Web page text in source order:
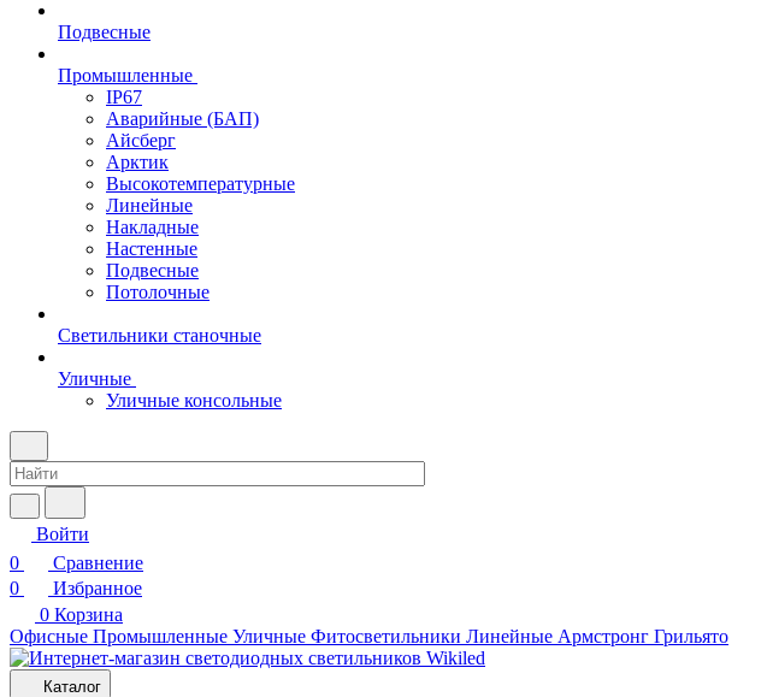
Подвесные
Промышленные
IP67
Аварийные (БАП)
Айсберг
Арктик
Высокотемпературные
Линейные
Накладные
Настенные
Подвесные
Потолочные
Светильники станочные
Уличные
Уличные консольные
Войти
0
Сравнение
0
Избранное
0 Корзина
Офисные Промышленные Уличные Фитосветильники Линейные Армстронг Грильято
Каталог